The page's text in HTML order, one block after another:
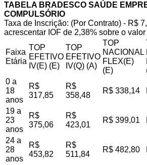
TABELA BRADESCO SAÚDE
COMPULSÓRIO
Taxa de Inscrição: (Por Contrato) - R$
acrescentar IOF de 2,38% sobre o
Faixa
Etária
TOP
EFETIVO
IV(E) (E)
TOP
EFETIVO
IV(Q) (A)
TOP
NACIONAL
FLEX(E)
(E)
0 a
18
anos
R$
317,85
R$
358,48
R$ 338,14
19 a
23
anos
R$
375,06
R$
423,01
R$ 399,01
24 a
28
anos
R$
453,82
R$
511,84
R$ 482,80